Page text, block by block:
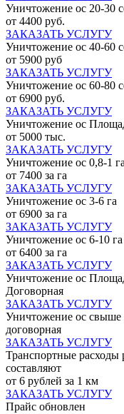
Уничтожение ос 20-30
от 4400 руб.
ЗАКАЗАТЬ УСЛУГУ
Уничтожение ос 40-60
от 5900 руб
ЗАКАЗАТЬ УСЛУГУ
Уничтожение ос 60-80
от 6900 руб.
ЗАКАЗАТЬ УСЛУГУ
Уничтожение ос
от 5000 тыс.
ЗАКАЗАТЬ УСЛУГУ
Уничтожение ос 0,8-1 га
от 7400 за га
ЗАКАЗАТЬ УСЛУГУ
Уничтожение ос 3-6 га
от 6900 за га
ЗАКАЗАТЬ УСЛУГУ
Уничтожение ос 6-10 га
от 6400 за га
ЗАКАЗАТЬ УСЛУГУ
Уничтожение ос
Договорная
ЗАКАЗАТЬ УСЛУГУ
Уничтожение ос свыше
договорная
ЗАКАЗАТЬ УСЛУГУ
Транспортные расходы
составляют
от 6 рублей за 1 км
ЗАКАЗАТЬ УСЛУГУ
Прайс обновлен